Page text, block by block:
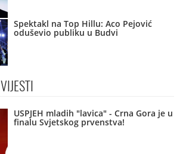
Spektakl na Top Hillu: Aco Pejović
oduševio publiku u Budvi
VIJESTI
USPJEH mladih "lavica" - Crna Gora je u
finalu Svjetskog prvenstva!